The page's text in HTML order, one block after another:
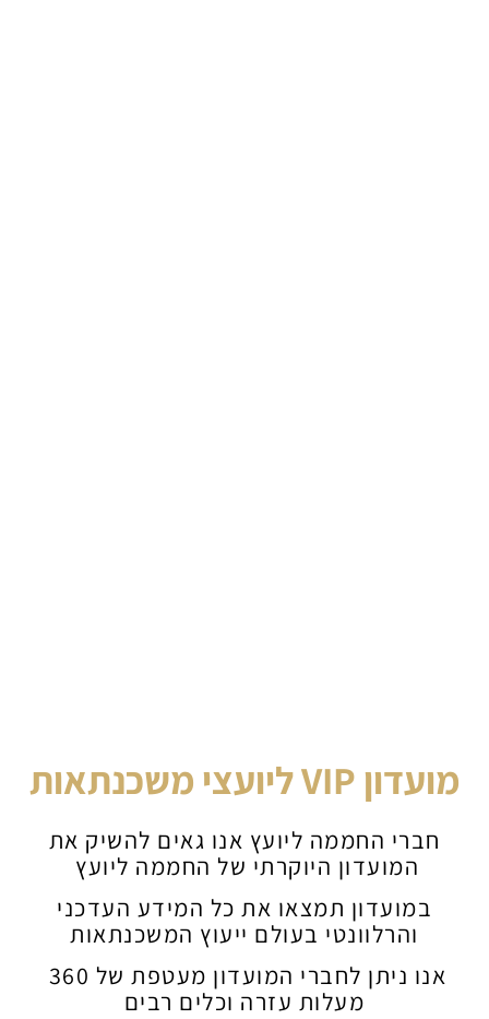
מועדון VIP ליועצי משכנתאות
חברי החממה ליועץ אנו גאים להשיק את
המועדון היוקרתי של החממה ליועץ
במועדון תמצאו את כל המידע העדכני
והרלוונטי בעולם ייעוץ המשכנתאות
מעלות עזרה וכלים רבים